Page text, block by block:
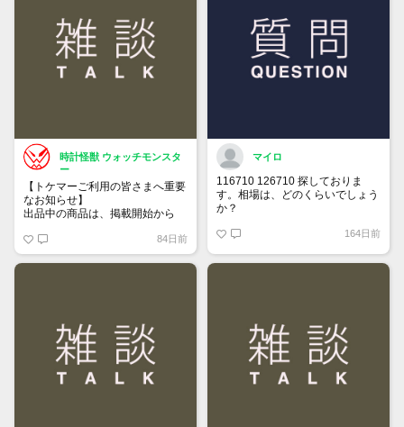
時計怪獣 ウォッチモンスタ
ー
【トケマーご利用の皆さまへ重要
なお知らせ】
出品中の商品は、掲載開始から
「下書き」へ戻ります。
トップページでお気に入り登録が
84日前
マイロ
116710 126710 探しておりま
す。相場は、どのくらいでしょう
か？
164日前